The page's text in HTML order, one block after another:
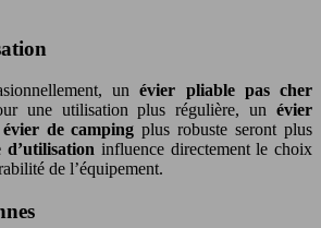
unévier pliable pas cher
une utilisation plus régulière, un évier
évier de campingplus robuste seront plus
d’utilisation influence directement le choix
de l’équipement.